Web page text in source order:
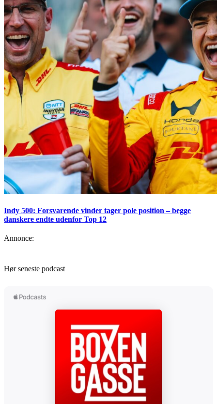
Indy 500: Forsvarende vinder tager pole position – begge
danskere endte udenfor Top 12
Annonce:
Hør seneste podcast